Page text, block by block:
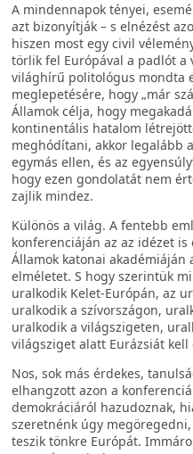
A mindennapok tényei,
azt bizonyítják – s elnézést
hiszen most egy civil
törlik fel Európával a padlót a
világhírű politológus mondta
meglepetésére, hogy „már
Államok célja, hogy
kontinentális hatalom
meghódítani, akkor legalább
egymás ellen, és az
hogy ezen gondolatát nem
zajlik mindez.
Különös a világ. A fentebb
konferenciáján az az idézet
Államok katonai akadémiáján
elméletet. S hogy szerintük
uralkodik Kelet-Európán, az
uralkodik a szívországon,
uralkodik a világszigeten,
világsziget alatt Eurázsiát kell
Nos, sok más érdekes,
elhangzott azon a
demokráciáról hazudoznak,
szeretnénk úgy
teszik tönkre Európát.